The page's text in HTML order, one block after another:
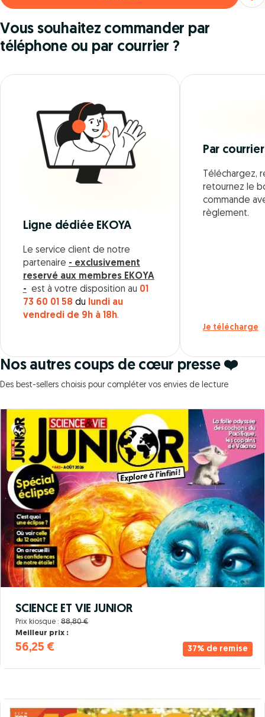
Vous souhaitez commander par
téléphone ou par courrier ?
Ligne dédiée EKOYA
Le service client de notre
partenaire - exclusivement
reservé aux membres EKOYA
- est à votre disposition au 01
73 60 01 58 du
lundi au
vendredi de 9h à 18h.
Par courrier
Téléchargez,
retournez le
commande
règlement.
Je télécharge
Nos autres coups de cœur presse ❤️
Des best-sellers choisis pour compléter vos envies de lecture
37% de remise
SCIENCE ET VIE JUNIOR
Prix kiosque : 88,80 €
Meilleur prix :
56,25 €